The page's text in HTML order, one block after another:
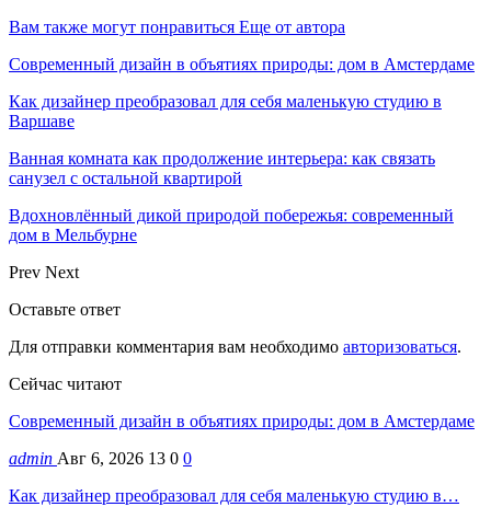
Вам также могут понравиться Еще от автора
Современный дизайн в объятиях природы: дом в Амстердаме
Как дизайнер преобразовал для себя маленькую студию в
Варшаве
Ванная комната как продолжение интерьера: как связать
санузел с остальной квартирой
Вдохновлённый дикой природой побережья: современный
дом в Мельбурне
Prev Next
Оставьте ответ
Для отправки комментария вам необходимо авторизоваться.
Сейчас читают
Современный дизайн в объятиях природы: дом в Амстердаме
admin Авг 6, 2026 13 0 0
Как дизайнер преобразовал для себя маленькую студию в…